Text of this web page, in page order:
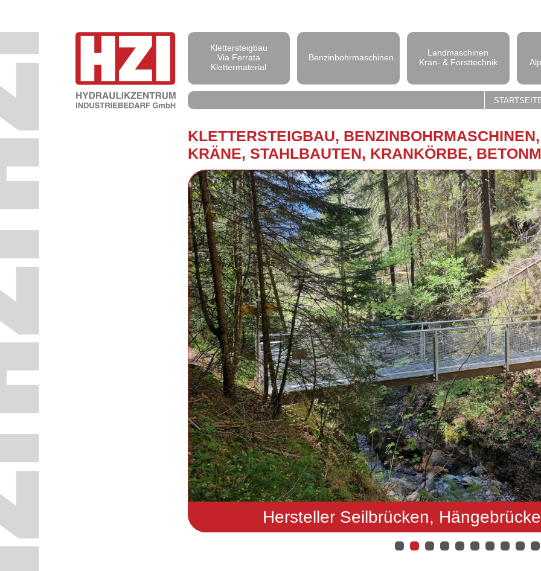
Klettersteigbau
Via Ferrata
Klettermaterial
Benzinbohrmaschinen
Landmaschinen
Kran- & Forsttechnik
KLET­TER­STEIG­BAU,
KRÄ­NE, STAHL­BAU­TEN, KRAN­KÖR­BE,
Hersteller Seilbrücken,